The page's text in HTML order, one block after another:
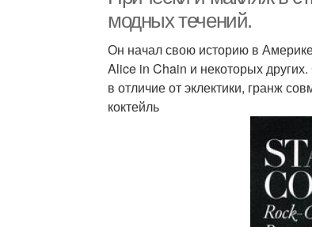
модных течений.
Он начал свою историю в
Alice in Chain и некоторых
в отличие от эклектики, гранж
коктейль